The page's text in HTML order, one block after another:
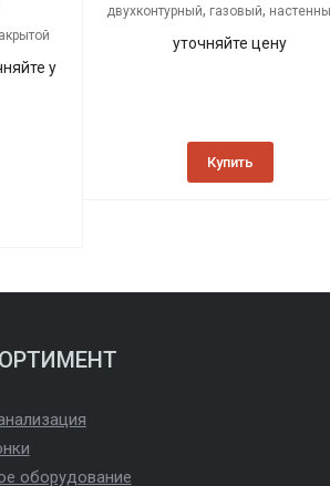
у
двухконтурный, газовый,
открытой камерой сгорания
уточняйте цену
Купить
оборудование